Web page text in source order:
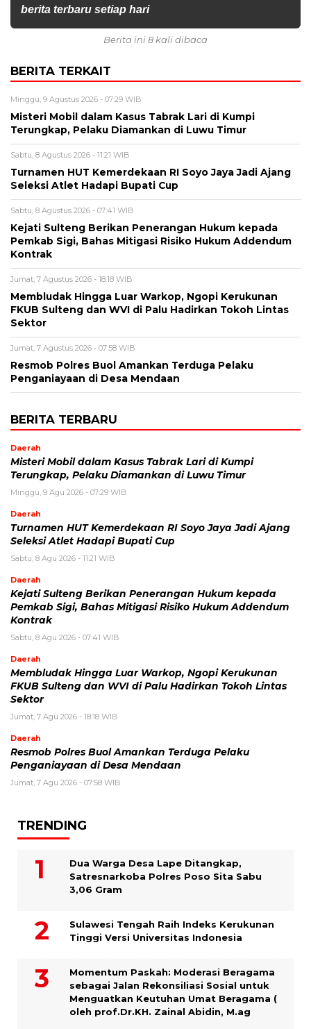
berita terbaru setiap hari
Berita ini 8 kali dibaca
BERITA TERKAIT
Minggu, 9 Agustus 2026 - 07:29 WIB
Misteri Mobil dalam Kasus Tabrak Lari di Kumpi
Terungkap, Pelaku Diamankan di Luwu Timur
Sabtu, 8 Agustus 2026 - 11:21 WIB
Turnamen HUT Kemerdekaan RI Soyo Jaya Jadi Ajang
Seleksi Atlet Hadapi Bupati Cup
Sabtu, 8 Agustus 2026 - 07:41 WIB
Kejati Sulteng Berikan Penerangan Hukum kepada
Pemkab Sigi, Bahas Mitigasi Risiko Hukum Addendum
Kontrak
Jumat, 7 Agustus 2026 - 18:18 WIB
Membludak Hingga Luar Warkop, Ngopi Kerukunan
FKUB Sulteng dan WVI di Palu Hadirkan Tokoh Lintas
Sektor
Jumat, 7 Agustus 2026 - 07:58 WIB
Resmob Polres Buol Amankan Terduga Pelaku
Penganiayaan di Desa Mendaan
BERITA TERBARU
Daerah
Misteri Mobil dalam Kasus Tabrak Lari di Kumpi
Terungkap, Pelaku Diamankan di Luwu Timur
Minggu, 9 Agu 2026 - 07:29 WIB
Daerah
Turnamen HUT Kemerdekaan RI Soyo Jaya Jadi Ajang
Seleksi Atlet Hadapi Bupati Cup
Sabtu, 8 Agu 2026 - 11:21 WIB
Daerah
Kejati Sulteng Berikan Penerangan Hukum kepada
Pemkab Sigi, Bahas Mitigasi Risiko Hukum Addendum
Kontrak
Sabtu, 8 Agu 2026 - 07:41 WIB
Daerah
Membludak Hingga Luar Warkop, Ngopi Kerukunan
FKUB Sulteng dan WVI di Palu Hadirkan Tokoh Lintas
Sektor
Jumat, 7 Agu 2026 - 18:18 WIB
Daerah
Resmob Polres Buol Amankan Terduga Pelaku
Penganiayaan di Desa Mendaan
Jumat, 7 Agu 2026 - 07:58 WIB
TRENDING
Dua Warga Desa Lape Ditangkap,
Satresnarkoba Polres Poso Sita Sabu
3,06 Gram
Sulawesi Tengah Raih Indeks Kerukunan
Tinggi Versi Universitas Indonesia
Momentum Paskah: Moderasi Beragama
sebagai Jalan Rekonsiliasi Sosial untuk
Menguatkan Keutuhan Umat Beragama (
oleh prof.Dr.KH. Zainal Abidin, M.ag